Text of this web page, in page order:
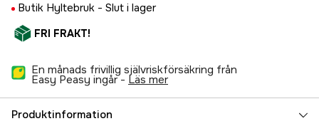
Butik Hyltebruk - Slut i lager
FRI FRAKT!
En månads frivillig självriskförsäkring från
Easy Peasy ingår - läs mer
Produktinformation